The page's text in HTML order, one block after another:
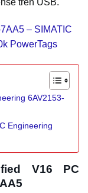
trên USB.
– SIMATIC
PowerTags
6AV2153-
Engineering
V16 PC